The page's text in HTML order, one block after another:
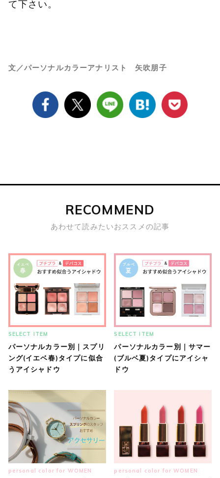
て下さい。
文／パーソナルカラーアナリスト 矢吹朋子
RECOMMEND
あわせて読みたいおススメの記事
SELECT ITEM
パーソナルカラー別｜スプリ
ング(イエベ春)タイプに似合
うアイシャドウ
SELECT ITEM
パーソナルカラー別｜サマー
(ブルベ夏)タイプにアイシャ
ドウ
personal color for WOMEN personal color for WOMEN